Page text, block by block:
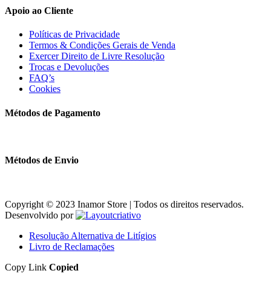
Apoio ao Cliente
Políticas de Privacidade
Termos & Condições Gerais de Venda
Exercer Direito de Livre Resolução
Trocas e Devoluções
FAQ’s
Cookies
Métodos de Pagamento
Métodos de Envio
Copyright © 2023 Inamor Store | Todos os direitos reservados.
Desenvolvido por
Resolução Alternativa de Litígios
Livro de Reclamações
Copy Link Copied